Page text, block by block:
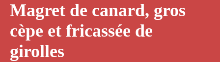
Magret de canard, gros
cèpe et fricassée de
girolles